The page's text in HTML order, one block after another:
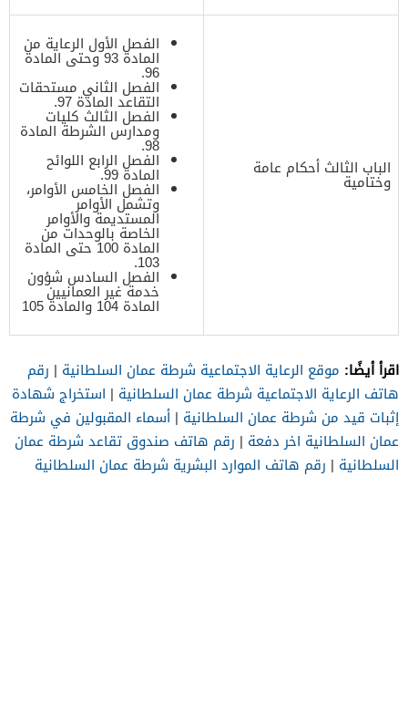
الباب الثالث أحكام عامة
وختامية
الفصل الأول الرعاية من
المادة 93 وحتى المادة
96.
الفصل الثاني مستحقات
التقاعد المادة 97.
الفصل الثالث كليات
ومدارس الشرطة المادة
98.
الفصل الرابع اللوائح
المادة 99.
الفصل الخامس الأوامر،
وتشمل الأوامر
المستديمة والأوامر
الخاصة بالوحدات من
المادة 100 حتى المادة
103.
الفصل السادس شؤون
خدمة غير العمانيين
المادة 104 والمادة 105
اقرأ أيضًا: موقع الرعاية الاجتماعية شرطة عمان السلطانية | رقم
هاتف الرعاية الاجتماعية شرطة عمان السلطانية | استخراج شهادة
إثبات قيد من شرطة عمان السلطانية | أسماء المقبولين في شرطة
عمان السلطانية اخر دفعة | رقم هاتف صندوق تقاعد شرطة عمان
السلطانية | رقم هاتف الموارد البشرية شرطة عمان السلطانية